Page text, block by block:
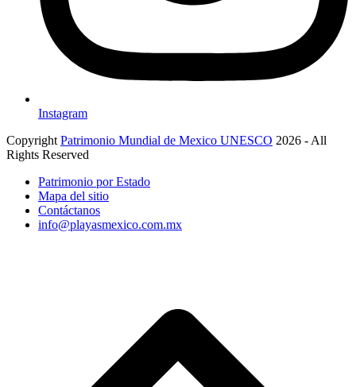
Instagram
Copyright Patrimonio Mundial de Mexico UNESCO 2026 - All
Rights Reserved
Patrimonio por Estado
Mapa del sitio
Contáctanos
info@playasmexico.com.mx